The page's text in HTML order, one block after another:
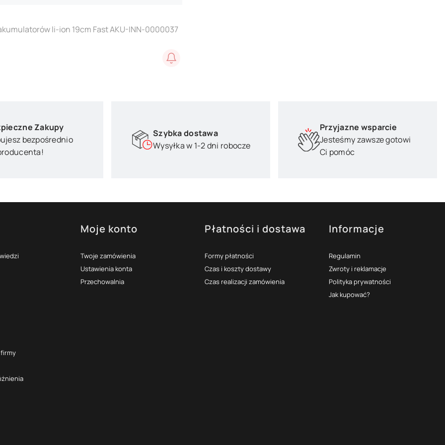
li-ion 19cm Fast AKU-INN-0000037
Zakupy
bezpośrednio
Szybka dostawa
Wysyłka w 1-2 dni robocze
Przyjazne wsparcie
Jesteśmy zawsze gotowi
Ci pomóc
Moje konto
Twoje zamówienia
Ustawienia konta
Przechowalnia
Płatności i dostawa
Formy płatności
Czas i koszty dostawy
Czas realizacji zamówienia
Informacje
Regulamin
Zwroty i reklamacje
Polityka prywatności
Jak kupować?